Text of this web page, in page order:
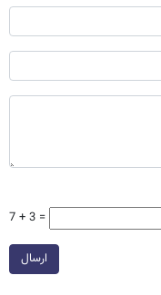
7 + 3 =
ارسال